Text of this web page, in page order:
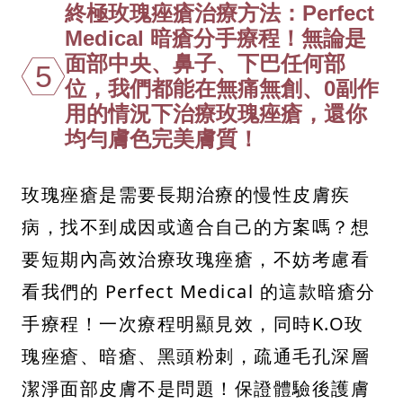
5
終極玫瑰痤瘡治療方法：Perfect
Medical 暗瘡分手療程！無論是
面部中央、鼻子、下巴任何部
位，我們都能在無痛無創、0副作
用的情況下治療玫瑰痤瘡，還你
均勻膚色完美膚質！
玫瑰痤瘡是需要長期治療的慢性皮膚疾
病，找不到成因或適合自己的方案嗎？想
要短期內高效治療玫瑰痤瘡，不妨考慮看
看我們的 Perfect Medical 的這款暗瘡分
手療程！一次療程明顯見效，同時K.O玫
瑰痤瘡、暗瘡、黑頭粉刺，疏通毛孔深層
潔淨面部皮膚不是問題！保證體驗後護膚